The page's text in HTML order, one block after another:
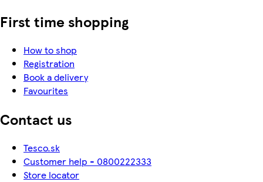
First time shopping
How to shop
Registration
Book a delivery
Favourites
Contact us
Tesco.sk
Customer help - 0800222333
Store locator